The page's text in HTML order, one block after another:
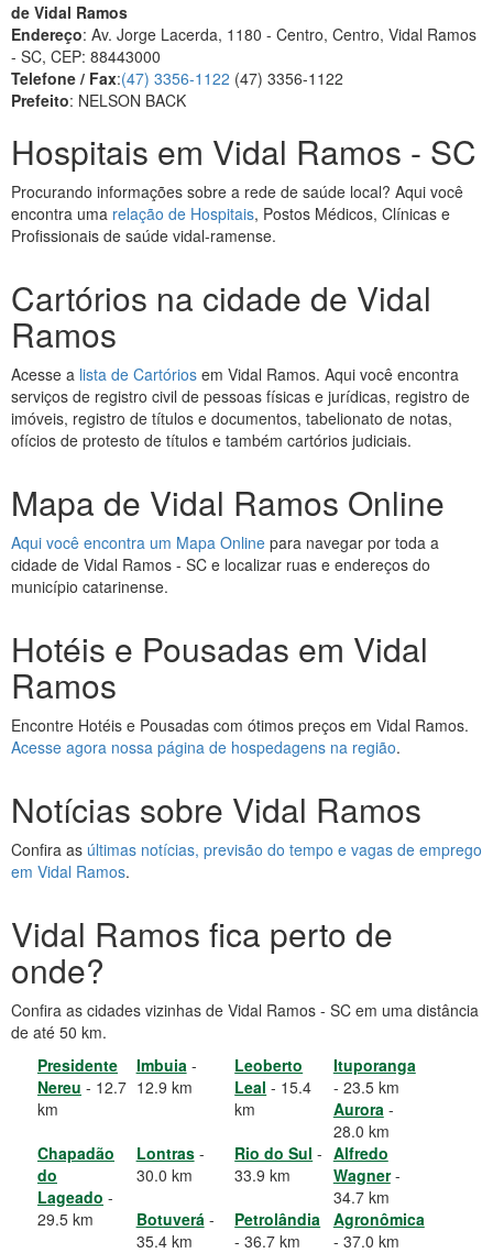
de Vidal Ramos
Endereço: Av. Jorge Lacerda, 1180 - Centro, Centro, Vidal Ramos
- SC, CEP: 88443000
Telefone / Fax:(47) 3356-1122 (47) 3356-1122
Prefeito: NELSON BACK
Hospitais em Vidal Ramos - SC
Procurando informações sobre a rede de saúde local? Aqui você
encontra uma relação de Hospitais, Postos Médicos, Clínicas e
Profissionais de saúde vidal-ramense.
Cartórios na cidade de Vidal
Ramos
Acesse a lista de Cartórios em Vidal Ramos. Aqui você encontra
serviços de registro civil de pessoas físicas e jurídicas, registro de
imóveis, registro de títulos e documentos, tabelionato de notas,
ofícios de protesto de títulos e também cartórios judiciais.
Mapa de Vidal Ramos Online
Aqui você encontra um Mapa Online para navegar por toda a
cidade de Vidal Ramos - SC e localizar ruas e endereços do
município catarinense.
Hotéis e Pousadas em Vidal
Ramos
Encontre Hotéis e Pousadas com ótimos preços em Vidal Ramos.
Acesse agora nossa página de hospedagens na região.
Notícias sobre Vidal Ramos
Confira as últimas notícias, previsão do tempo e vagas de emprego
em Vidal Ramos.
Vidal Ramos fica perto de
onde?
Confira as cidades vizinhas de Vidal Ramos - SC em uma distância
de até 50 km.
Presidente
Nereu - 12.7
km
Imbuia-
12.9 km
Leoberto
Leal - 15.4
km
Ituporanga
- 23.5 km
Aurora-
28.0 km
Chapadão
do
Lageado -
29.5 km
Lontras-
30.0 km
Rio do Sul -
33.9 km
Alfredo
Wagner-
34.7 km
Botuverá-
35.4 km
Petrolândia
- 36.7 km
Agronômica
- 37.0 km